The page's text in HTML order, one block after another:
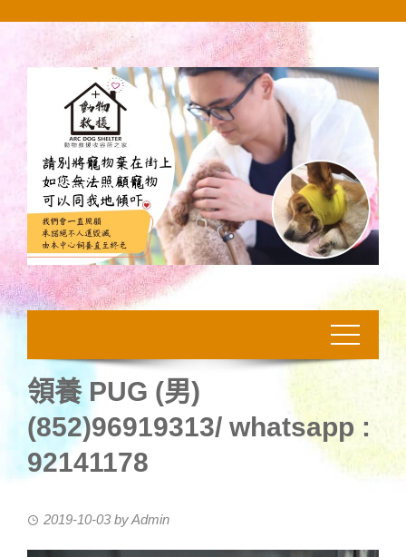
領養 PUG (男)
(852)96919313/ whatsapp :
92141178
2019-10-03 byAdmin